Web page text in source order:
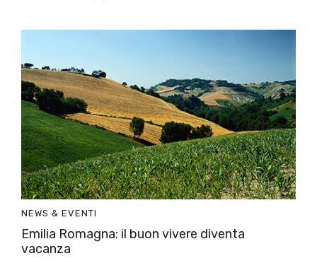
NEWS & EVENTI
Emilia Romagna: il buon vivere diventa
vacanza